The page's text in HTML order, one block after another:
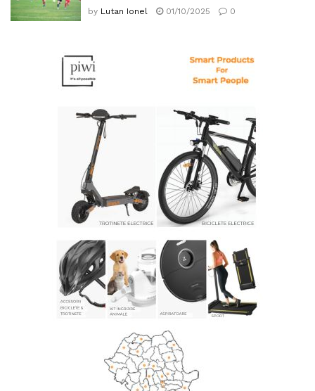
by Lutan Ionel 01/10/2025 0